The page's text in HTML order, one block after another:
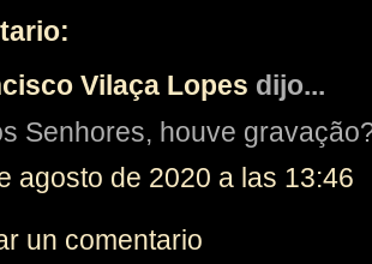
Vilaça Lopes dijo...
Senhores, houve
agosto de 2020 a las 13:46
un comentario